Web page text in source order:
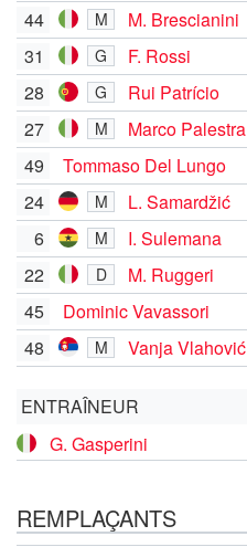
44 M M. Brescianini
31 G
F. Rossi
28
G
Rui Patrício
27
M
Marco Palestra
49
Tommaso Del Lungo
24
M
L. Samardžić
6
M
I. Sulemana
22
D M. Ruggeri
45
Dominic Vavassori
48
M Vanja Vlahović
ENTRAÎNEUR
G. Gasperini
REMPLAÇANTS